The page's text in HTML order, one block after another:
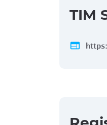
TIM
web